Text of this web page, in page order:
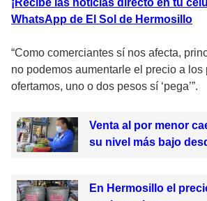
¡Recibe las noticias directo en tu
WhatsApp de El Sol de Hermosillo
“Como comerciantes sí nos afecta,
no podemos aumentarle el precio a los
ofertamos, uno o dos pesos sí ‘pega’”.
Venta al por menor
su nivel más bajo
En Hermosillo el